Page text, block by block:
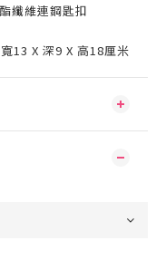
纖維連鋼匙扣
13 X 深9 X 高18厘米